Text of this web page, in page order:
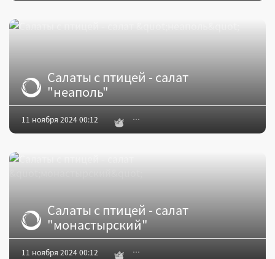
Салаты с птицей - салат
"неаполь"
11 ноября 2024 00:12
Салаты с птицей - салат
"монастырский"
11 ноября 2024 00:12